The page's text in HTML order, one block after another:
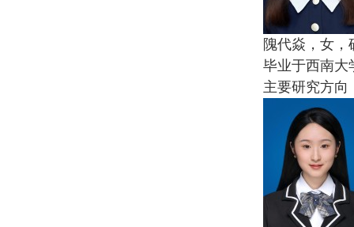
隗代焱，女
毕业于西南大
主要研究方向